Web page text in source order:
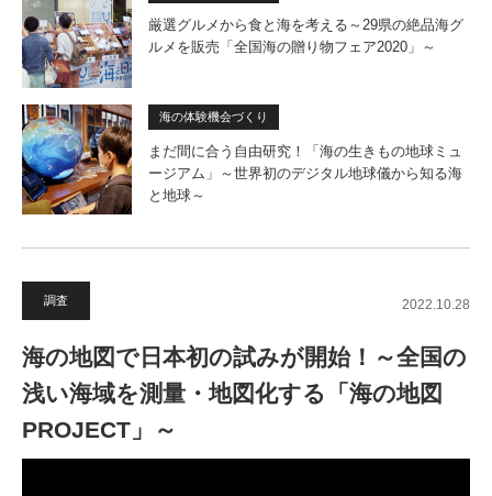
厳選グルメから食と海を考える～29県の絶品海グ
ルメを販売「全国海の贈り物フェア2020」～
海の体験機会づくり
まだ間に合う自由研究！「海の生きもの地球ミュ
ージアム」～世界初のデジタル地球儀から知る海
と地球～
調査 2022.10.28
海の地図で日本初の試みが開始！～全国の
浅い海域を測量・地図化する「海の地図
PROJECT」～